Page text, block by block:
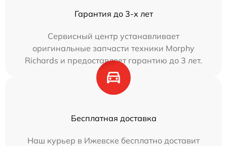
Гарантия до 3-х лет
Сервисный центр устанавливает
оригинальные запчасти техники Morphy
Richards и предоставляет гарантию до 3 лет.
Бесплатная доставка
Наш курьер в Ижевске бесплатно доставит